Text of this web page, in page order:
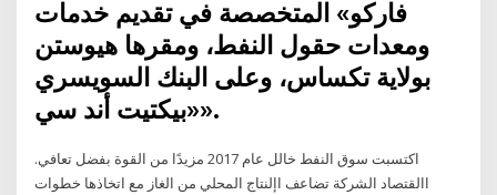
فاركو» المتخصصة في تقديم خدمات
ومعدات حقول النفط، ومقرها هيوستن
بولاية تكساس، وعلى البنك السويسري
«بيكتيت أند سي».
اكتسبت سوق النفط خالل عام 2017 مزيدًا من القوة بفضل تعافي.
االقتصاد الشركة تضاعف اإلنتاج المحلي من الغاز مع اتخاذها خطوات